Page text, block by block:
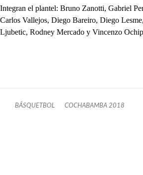
Integran el plantel: Bruno Zanotti, Gabriel
Carlos Vallejos, Diego Bareiro, Diego
Ljubetic, Rodney Mercado y Vincenzo
BÁSQUETBOL COCHABAMBA 2018